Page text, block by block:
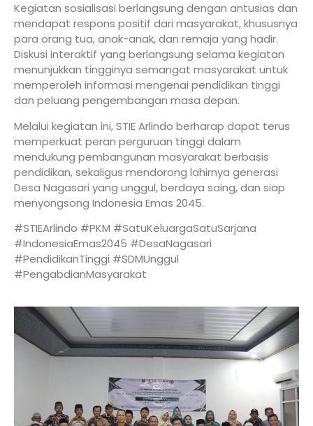
Kegiatan sosialisasi berlangsung dengan antusias dan
mendapat respons positif dari masyarakat, khususnya
para orang tua, anak-anak, dan remaja yang hadir.
Diskusi interaktif yang berlangsung selama kegiatan
menunjukkan tingginya semangat masyarakat untuk
memperoleh informasi mengenai pendidikan tinggi
dan peluang pengembangan masa depan.
Melalui kegiatan ini,STIE Arlindo berharap dapat terus
memperkuat peran perguruan tinggi dalam
mendukung pembangunan masyarakat berbasis
pendidikan, sekaligus mendorong lahirnya generasi
Desa Nagasari yang unggul, berdaya saing, dan siap
menyongsong Indonesia Emas 2045.
#STIEArlindo #PKM #SatuKeluargaSatuSarjana
#IndonesiaEmas2045 #DesaNagasari
#PendidikanTinggi #SDMUnggul
#PengabdianMasyarakat